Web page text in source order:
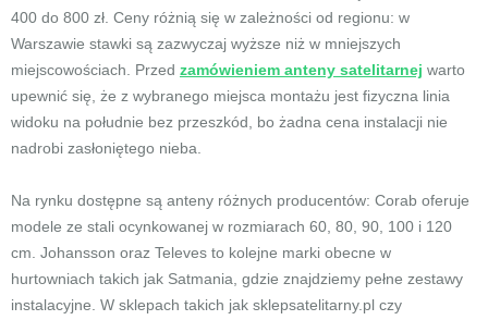
400 do 800 zł. Ceny różnią się w zależności od regionu: w
Warszawie stawki są zazwyczaj wyższe niż w mniejszych
miejscowościach. Przed zamówieniem anteny satelitarnej warto
upewnić się, że z wybranego miejsca montażu jest fizyczna linia
widoku na południe bez przeszkód, bo żadna cena instalacji nie
nadrobi zasłoniętego nieba.
Na rynku dostępne są anteny różnych producentów: Corab oferuje
modele ze stali ocynkowanej w rozmiarach 60, 80, 90, 100 i 120
cm. Johansson oraz Televes to kolejne marki obecne w
hurtowniach takich jak Satmania, gdzie znajdziemy pełne zestawy
instalacyjne. W sklepach takich jak sklepsatelitarny.pl czy